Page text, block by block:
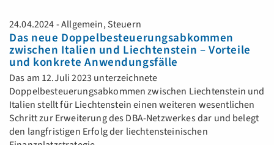
24.04.2024 - Allgemein, Steuern
Das neue Doppelbesteuerungsabkommen
zwischen Italien und Liechtenstein – Vorteile
und konkrete Anwendungsfälle
Das am 12.Juli 2023 unterzeichnete
Doppelbesteuerungsabkommen zwischen Liechtenstein und
Italien stellt für Liechtenstein einen weiteren wesentlichen
Schritt zur Erweiterung des DBA-Netzwerkes dar und belegt
den langfristigen Erfolg der liechtensteinischen